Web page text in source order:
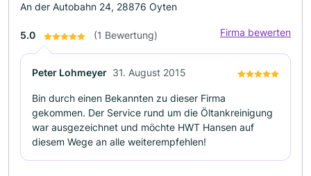
An der Autobahn 24, 28876 Oyten
5.0 (1 Bewertung) Firma bewerten
Peter Lohmeyer 31. August 2015
Bin durch einen Bekannten zu dieser Firma
gekommen. Der Service rund um die Öltankreinigung
war ausgezeichnet und möchte HWT Hansen auf
diesem Wege an alle weiterempfehlen!